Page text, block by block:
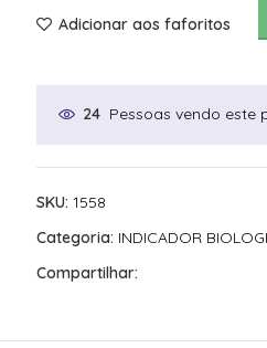
Adicionar aos faforitos
24 Pessoas vendo este
SKU: 1558
Categoria: INDICADOR
Compartilhar: